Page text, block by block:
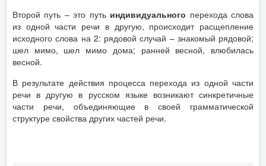
Второй путь – это путь индивидуального перехода слова
из одной части речи в другую, происходит расщепление
исходного слова на 2: рядовой случай – знакомый рядовой;
шел мимо, шел мимо дома; ранней весной, влюбилась
весной.
В результате действия процесса перехода из одной части
речи в другую в русском языке возникают синкретичные
части речи, объединяющие в своей грамматической
структуре свойства других частей речи.